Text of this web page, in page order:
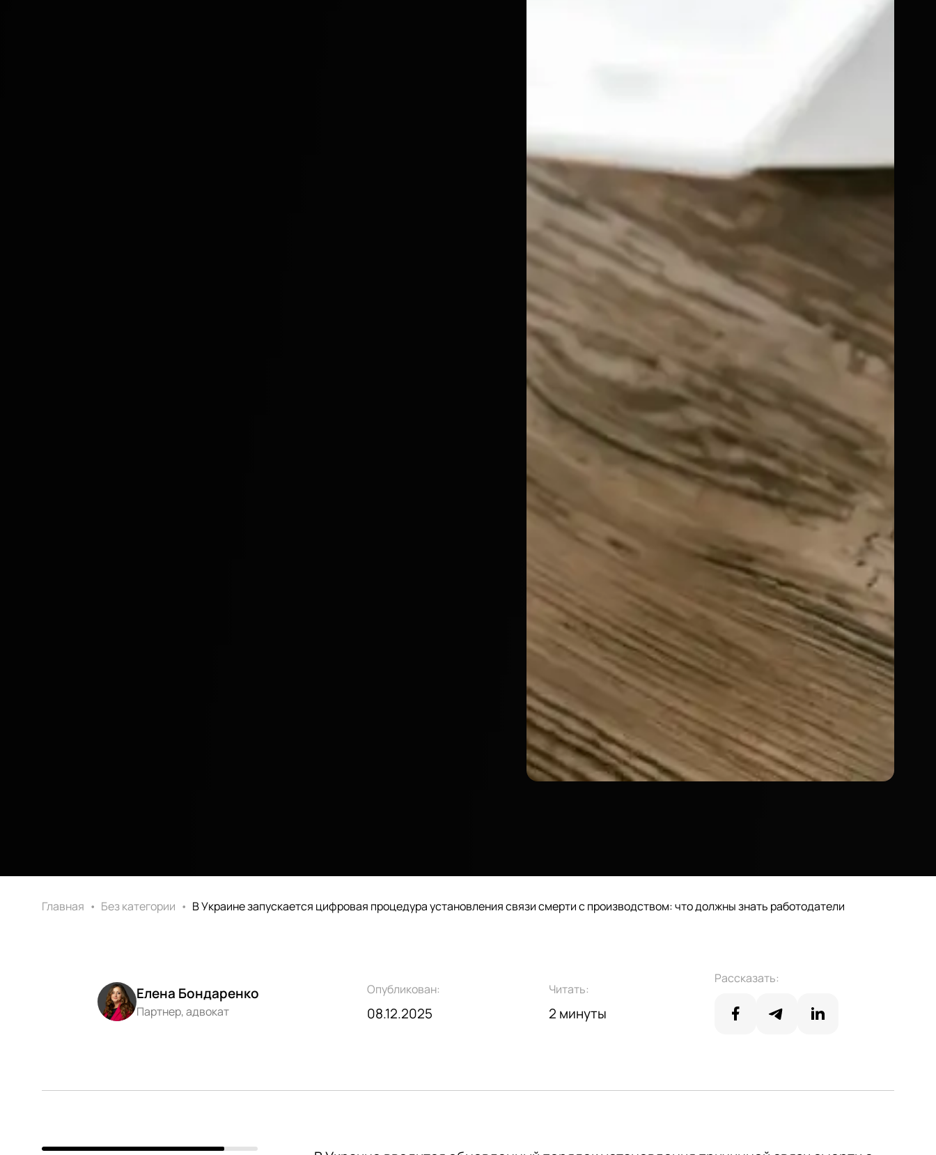
Главная • Без категории • В Украине запускается цифровая процедура установления связи смерти с производством: что должны знать работодатели
Елена Бондаренко
Партнер, адвокат
Опубликован:
08.12.2025
Читать:
2 минуты
Рассказать: